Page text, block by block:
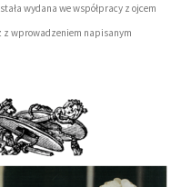
wydana we współpracy z ojcem
z wprowadzeniem napisanym